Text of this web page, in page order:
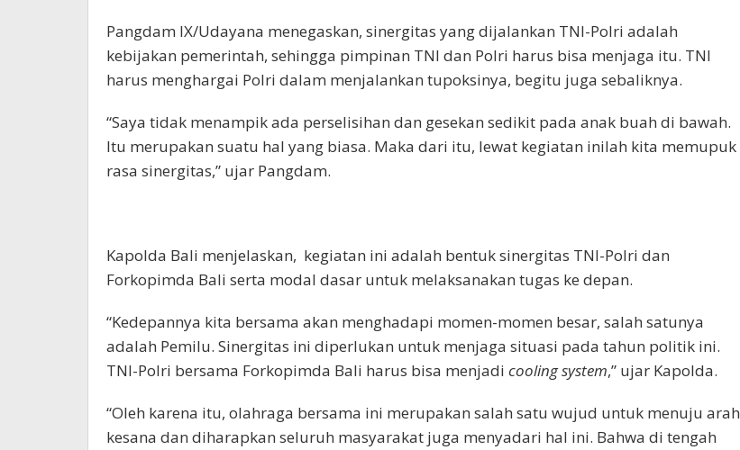
Pangdam IX/Udayana menegaskan, sinergitas yang dijalankan TNI-Polri adalah
kebijakan pemerintah, sehingga pimpinan TNI dan Polri harus bisa menjaga itu. TNI
harus menghargai Polri dalam menjalankan tupoksinya, begitu juga sebaliknya.
“Saya tidak menampik ada perselisihan dan gesekan sedikit pada anak buah di bawah.
Itu merupakan suatu hal yang biasa. Maka dari itu, lewat kegiatan inilah kita memupuk
rasa sinergitas,” ujar Pangdam.
Kapolda Bali menjelaskan, kegiatan ini adalah bentuk sinergitas TNI-Polri dan
Forkopimda Bali serta modal dasar untuk melaksanakan tugas ke depan.
“Kedepannya kita bersama akan menghadapi momen-momen besar, salah satunya
adalah Pemilu. Sinergitas ini diperlukan untuk menjaga situasi pada tahun politik ini.
TNI-Polri bersama Forkopimda Bali harus bisa menjadi cooling system,” ujar Kapolda.
“Oleh karena itu, olahraga bersama ini merupakan salah satu wujud untuk menuju arah
kesana dan diharapkan seluruh masyarakat juga menyadari hal ini. Bahwa di tengah